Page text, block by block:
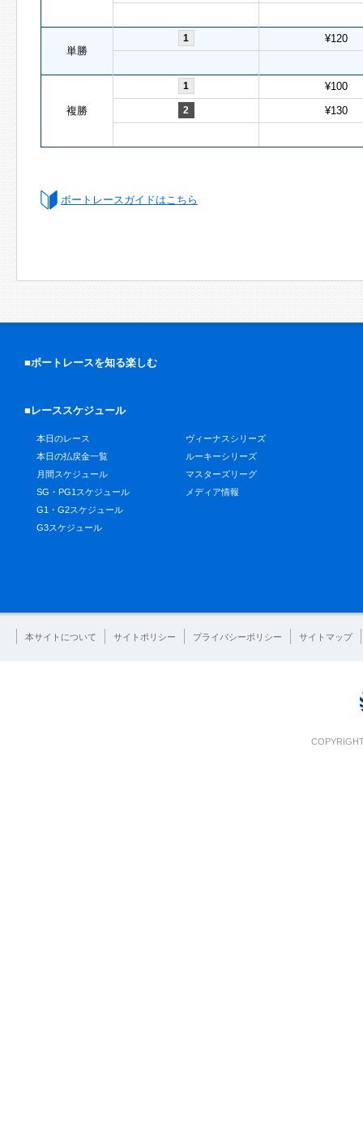
単勝
1 ¥120
複勝
1 ¥100
2 ¥130
ボートレースガイドはこちら
■ボートレースを知る楽しむ
■レーススケジュール
本日のレース
本日の払戻金一覧
月間スケジュール
SG・PG1スケジュール
G1・G2スケジュール
G3スケジュール
ヴィーナスシリーズ
ルーキーシリーズ
マスターズリーグ
メディア情報
本サイトについて サイトポリシー プライバシーポリシー サイトマップ